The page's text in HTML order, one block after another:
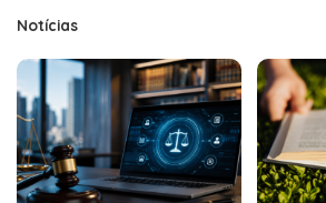
Notícias